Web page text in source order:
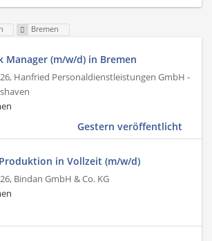
Bremen
Manager (m/w/d) in Bremen
Hanfried Personaldienstleistungen GmbH -
Gestern veröffentlicht
in Vollzeit (m/w/d)
Bindan GmbH & Co. KG